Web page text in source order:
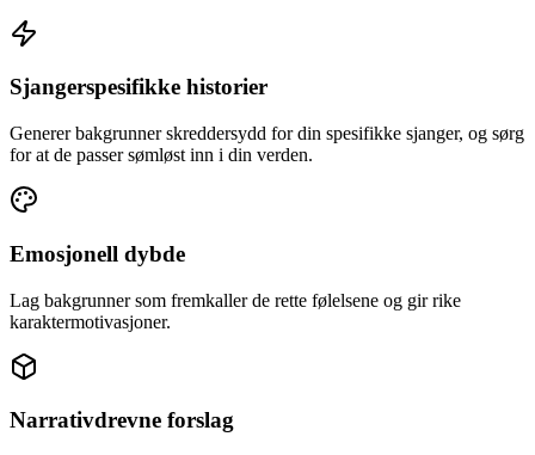
Sjangerspesifikke historier
Generer bakgrunner skreddersydd for din spesifikke sjanger, og sørg
for at de passer sømløst inn i din verden.
Emosjonell dybde
Lag bakgrunner som fremkaller de rette følelsene og gir rike
karaktermotivasjoner.
Narrativdrevne forslag